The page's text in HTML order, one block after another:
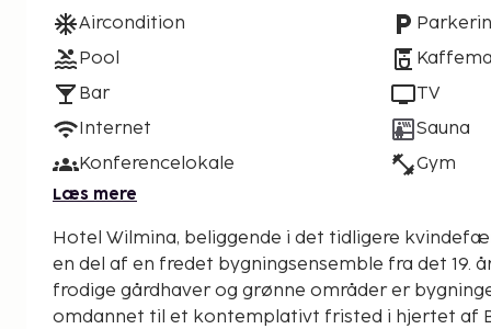
Aircondition
Pool
Bar
Internet
Konferencelokale
TV
Sauna
Gym
Læs mere
Hotel Wilmina, beliggende i det tidligere
en del af en fredet bygningsensemble fra det 19.
frodige gårdhaver og grønne områder er
omdannet til et kontemplativt fristed i hjertet af